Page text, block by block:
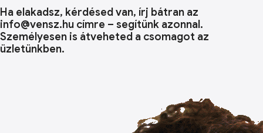
Ha elakadsz, kérdésed van, írj bátran az
info@vensz.hu címre – segítünk azonnal.
Személyesen is átveheted a csomagot az
üzletünkben.